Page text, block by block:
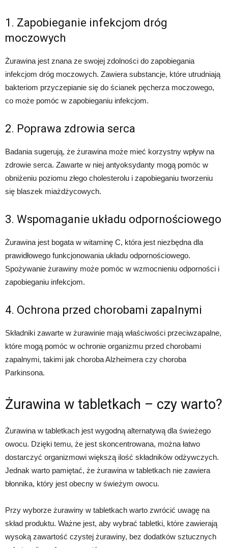
1. Zapobieganie infekcjom dróg
moczowych
Żurawina jest znana ze swojej zdolności do zapobiegania
infekcjom dróg moczowych. Zawiera substancje, które utrudniają
bakteriom przyczepianie się do ścianek pęcherza moczowego,
co może pomóc w zapobieganiu infekcjom.
2. Poprawa zdrowia serca
Badania sugerują, że żurawina może mieć korzystny wpływ na
zdrowie serca. Zawarte w niej antyoksydanty mogą pomóc w
obniżeniu poziomu złego cholesterolu i zapobieganiu tworzeniu
się blaszek miażdżycowych.
3. Wspomaganie układu odpornościowego
Żurawina jest bogata w witaminę C, która jest niezbędna dla
prawidłowego funkcjonowania układu odpornościowego.
Spożywanie żurawiny może pomóc w wzmocnieniu odporności i
zapobieganiu infekcjom.
4. Ochrona przed chorobami zapalnymi
Składniki zawarte w żurawinie mają właściwości przeciwzapalne,
które mogą pomóc w ochronie organizmu przed chorobami
zapalnymi, takimi jak choroba Alzheimera czy choroba
Parkinsona.
Żurawina w tabletkach – czy warto?
Żurawina w tabletkach jest wygodną alternatywą dla świeżego
owocu. Dzięki temu, że jest skoncentrowana, można łatwo
dostarczyć organizmowi większą ilość składników odżywczych.
Jednak warto pamiętać, że żurawina w tabletkach nie zawiera
błonnika, który jest obecny w świeżym owocu.
Przy wyborze żurawiny w tabletkach warto zwrócić uwagę na
skład produktu. Ważne jest, aby wybrać tabletki, które zawierają
wysoką zawartość czystej żurawiny, bez dodatków sztucznych